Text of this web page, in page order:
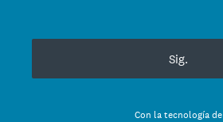
Sig.
Con la tecnología de